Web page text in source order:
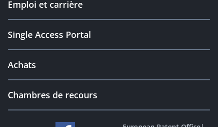
Emploi et carrière
Single Access Portal
Achats
Chambres de recours